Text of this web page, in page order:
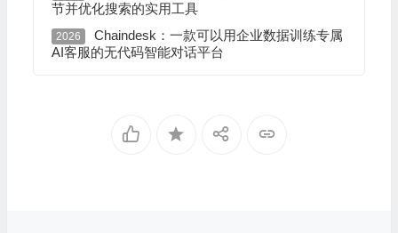
节并优化搜索的实用工具
2026
Chaindesk：一款可以用企业数据训练专属
AI客服的无代码智能对话平台